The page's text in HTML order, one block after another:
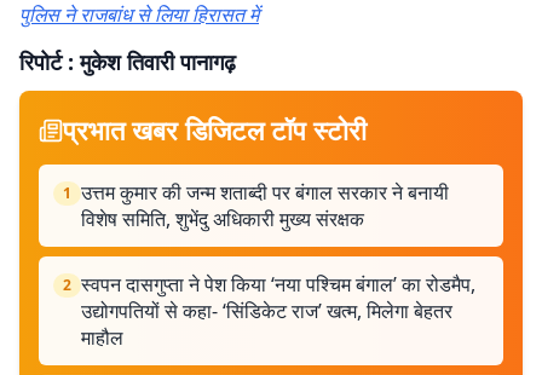
पुलिस ने राजबांध से लिया हिरासत में
रिपोर्ट : मुकेश तिवारी पानागढ़
प्रभात खबर डिजिटल टॉप स्टोरी
1 उत्तम कुमार की जन्म शताब्दी पर बंगाल सरकार ने बनायी
विशेष समिति, शुभेंदु अधिकारी मुख्य संरक्षक
2 स्वपन दासगुप्ता ने पेश किया ‘नया पश्चिम बंगाल’ का रोडमैप,
उद्योगपतियों से कहा- ‘सिंडिकेट राज’ खत्म, मिलेगा बेहतर
माहौल